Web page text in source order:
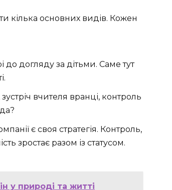
кілька основних видів. Кожен
до догляду за дітьми. Саме тут
вчителя вранці, контроль
є своя стратегія. Контроль,
зростає разом із статусом.
у природі та житті